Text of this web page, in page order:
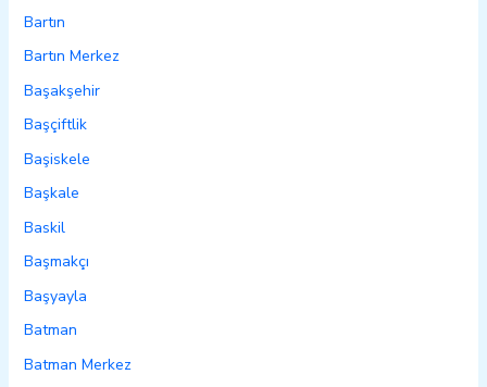
Bartın
Bartın Merkez
Başakşehir
Başçiftlik
Başiskele
Başkale
Baskil
Başmakçı
Başyayla
Batman
Batman Merkez